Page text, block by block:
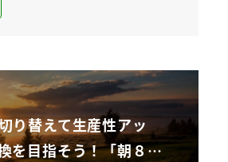
り替えて生産性アッ
を目指そう！「朝８…